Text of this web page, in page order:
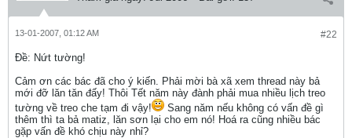
#22
13-01-2007, 01:12 AM
Ðề: Nứt tường!
Cảm ơn các bác đã cho ý kiến. Phải mời bà xã xem thread này bả
mới đỡ lăn tăn đấy! Thôi Tết năm này đành phải mua nhiều lịch treo
tường về treo che tạm đi vậy!
Sang năm nếu không có vấn đề gì
thêm thì ta bả matiz, lăn sơn lại cho em nó! Hoá ra cũng nhiều bác
gặp vấn đề khó chịu này nhỉ?